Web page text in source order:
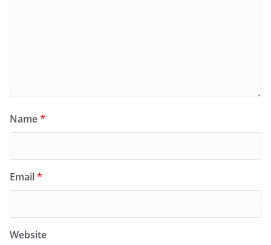
Name*
Email*
Website